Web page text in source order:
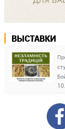
ВЫСТАВКИ